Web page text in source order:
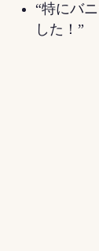
“特にバ
した！”